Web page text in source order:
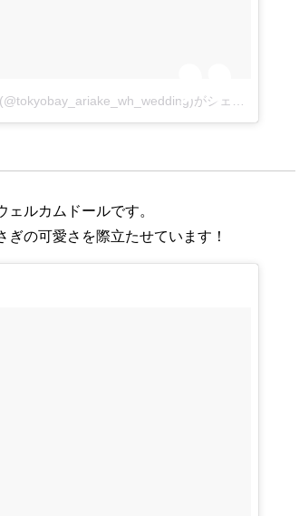
ルカムドールです。
の可愛さを際立たせています！